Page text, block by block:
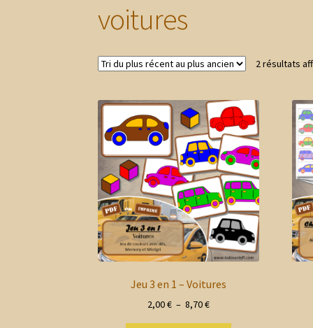
voitures
2 résultats
Jeu 3 en 1 – Voitures
2,00€ – 8,70€Plage